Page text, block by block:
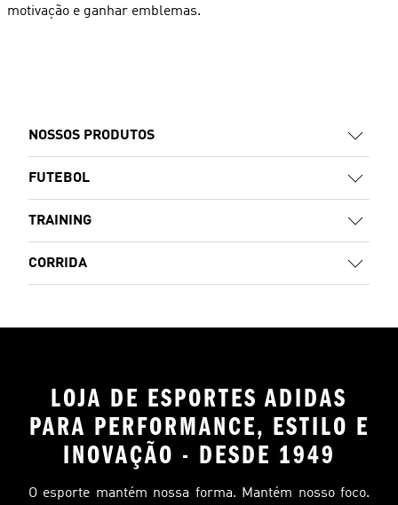
motivação e ganhar emblemas.
NOSSOS PRODUTOS
FUTEBOL
TRAINING
CORRIDA
LOJA DE ESPORTES ADIDAS
PARA PERFORMANCE, ESTILO E
INOVAÇÃO - DESDE 1949
O esporte mantém nossa forma. Mantém nosso foco.